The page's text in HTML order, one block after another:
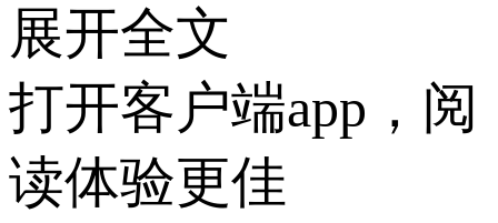
展开全文
打开客户端app，阅
读体验更佳